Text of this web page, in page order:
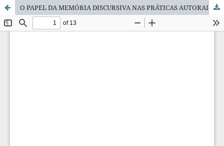
O PAPEL DA MEMÓRIA DISCURSIVA NAS PRÁTICAS AUTORAIS DE REFORMULAÇÃO DE LIVROS TEÓRICOS